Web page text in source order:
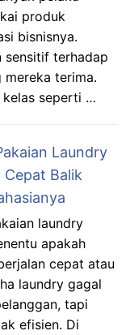
produk
bisnisnya.
sensitif terhadap
mereka terima.
kelas seperti …
Laundry
Cepat Balik
laundry
apakah
cepat atau
laundry gagal
tapi
efisien. Di